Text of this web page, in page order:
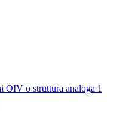
OIV o struttura analoga 1